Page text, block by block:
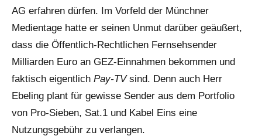
AG erfahren dürfen. Im Vorfeld der Münchner
Medientage hatte er seinen Unmut darüber geäußert,
dass die Öffentlich-Rechtlichen Fernsehsender
Milliarden Euro an GEZ-Einnahmen bekommen und
faktisch eigentlich Pay-TVsind. Denn auch Herr
Ebeling plant für gewisse Sender aus dem Portfolio
von Pro-Sieben, Sat.1 und Kabel Eins eine
Nutzungsgebühr zu verlangen.